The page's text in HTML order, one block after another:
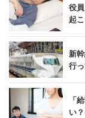
役
起
新
行
「
い